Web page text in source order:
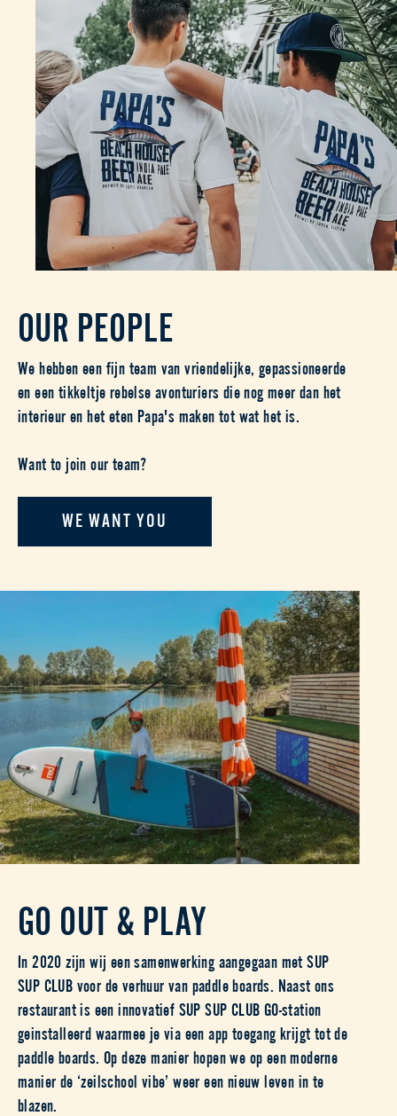
OUR PEOPLE
We hebben een fijn team van vriendelijke, gepassioneerde
en een tikkeltje rebelse avonturiers die nog meer dan het
interieur en het eten Papa's maken tot wat het is.
Want to join our team?
WE WANT YOU
GO OUT & PLAY
In 2020 zijn wij een samenwerking aangegaan met SUP
SUP CLUB voor de verhuur van paddle boards. Naast ons
restaurant is een innovatief SUP SUP CLUB GO-station
geinstalleerd waarmee je via een app toegang krijgt tot de
paddle boards. Op deze manier hopen we op een moderne
manier de ‘zeilschool vibe’ weer een nieuw leven in te
blazen.